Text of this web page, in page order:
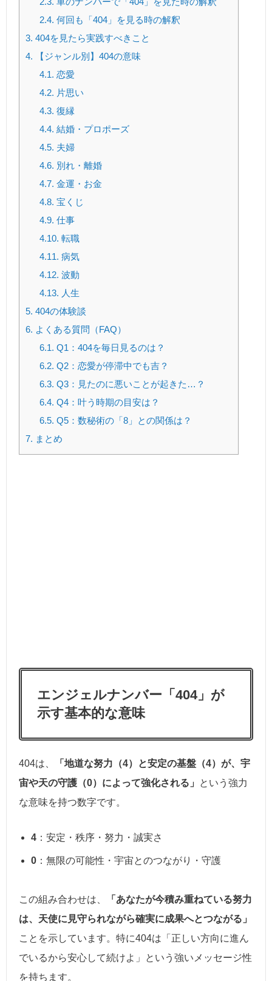
2.4. 何回も「404」を見る時の解釈
3. 404を見たら実践すべきこと
4. 【ジャンル別】404の意味
4.1. 恋愛
4.2. 片思い
4.3. 復縁
4.4. 結婚・プロポーズ
4.5. 夫婦
4.6. 別れ・離婚
4.7. 金運・お金
4.8. 宝くじ
4.9. 仕事
4.10. 転職
4.11. 病気
4.12. 波動
4.13. 人生
5. 404の体験談
6. よくある質問（FAQ）
6.1. Q1：404を毎日見るのは？
6.2. Q2：恋愛が停滞中でも吉？
6.3. Q3：見たのに悪いことが起きた…？
6.4. Q4：叶う時期の目安は？
6.5. Q5：数秘術の「8」との関係は？
7. まとめ
エンジェルナンバー「404」が
示す基本的な意味
404は、
「地道な努力（4）と安定の基盤（4）が、宇
宙や天の守護（0）によって強化される」
という強力
な意味を持つ数字です。
4 ：安定・秩序・努力・誠実さ
0 ：無限の可能性・宇宙とのつながり・守護
この組み合わせは、
「あなたが今積み重ねている努力
は、天使に見守られながら確実に成果へとつながる」
ことを示しています。特に404は「正しい方向に進ん
でいるから安心して続けよ」という強いメッセージ性
を持ちます。